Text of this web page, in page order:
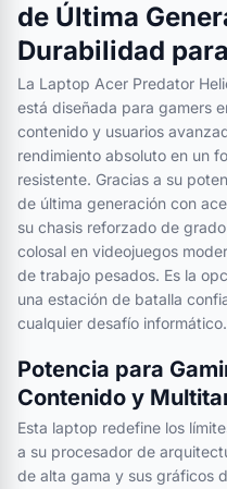
de Última
Durabilidad
La Laptop Acer Predator
está diseñada para gamers
contenido y usuarios
rendimiento absoluto en un
resistente. Gracias a su
de última generación con
su chasis reforzado de
colosal en videojuegos
de trabajo pesados. Es la
una estación de batalla
cualquier desafío informático.
Potencia para
Contenido y
Esta laptop redefine los
a su procesador de
de alta gama y sus gráficos